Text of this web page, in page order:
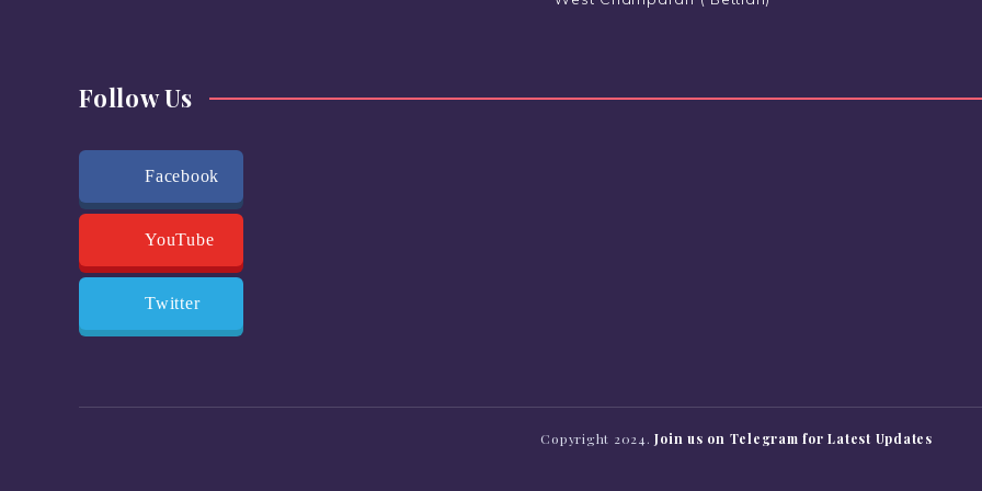
Follow Us
Facebook
YouTube
Twitter
Copyright 2024.Join us on Telegram for Latest Updates